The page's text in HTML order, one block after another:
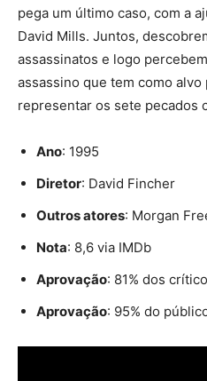
pega um último caso, com a
David Mills. Juntos,
assassinatos e logo
assassino que tem como
representar os sete pecados
Ano: 1995
Diretor: David Fincher
Outros atores: Morgan
Nota: 8,6 via IMDb
Aprovação: 81% dos
Aprovação: 95% do